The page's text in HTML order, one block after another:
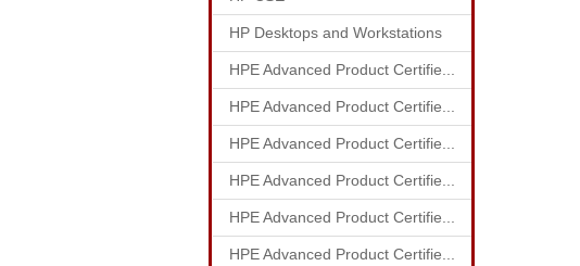
HP Desktops and Workstations
HPE Advanced Product Certifie...
HPE Advanced Product Certifie...
HPE Advanced Product Certifie...
HPE Advanced Product Certifie...
HPE Advanced Product Certifie...
HPE Advanced Product Certifie...